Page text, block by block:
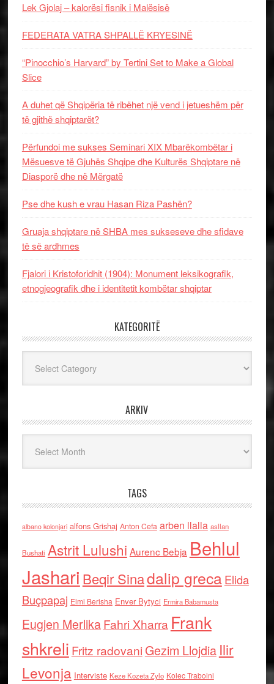
Lek Gjolaj – kalorësi fisnik i Malësisë
FEDERATA VATRA SHPALLË KRYESINË
“Pinocchio’s Harvard” by Tertini Set to Make a Global
Slice
A duhet që Shqipëria të ribëhet një vend i jetueshëm për
të gjithë shqiptarët?
Përfundoi me sukses Seminari XIX Mbarëkombëtar i
Mësuesve të Gjuhës Shqipe dhe Kulturës Shqiptare në
Diasporë dhe në Mërgatë
Pse dhe kush e vrau Hasan Riza Pashën?
Gruaja shqiptare në SHBA mes sukseseve dhe sfidave
të së ardhmes
Fjalori i Kristoforidhit (1904): Monument leksikografik,
etnogjeografik dhe i identitetit kombëtar shqiptar
KATEGORITË
ARKIV
TAGS
albano kolonjari alfons Grishaj Anton Cefa arben llalla asllan
Bushati Astrit Lulushi Aurenc Bebja Behlul
Jashari Beqir Sinadalip grecaElida
Buçpapaj Elmi Berisha Enver Bytyci Ermira Babamusta
Eugjen MerlikaFahri Xharra Frank
shkreli Fritz radovaniGezim Llojdia Ilir
Levonja Interviste Keze Kozeta Zylo Kolec Traboini